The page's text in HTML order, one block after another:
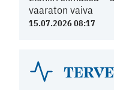
vaaraton vaiva
15.07.2026 08:17